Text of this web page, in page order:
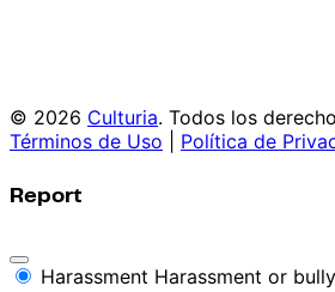
© 2026 Culturia. Todos los
Términos de Uso
Política de
Report
Harassment Harassment or